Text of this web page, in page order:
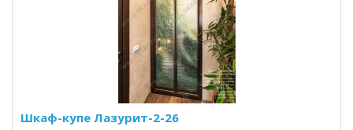
Шкаф-купе Лазурит-2-26